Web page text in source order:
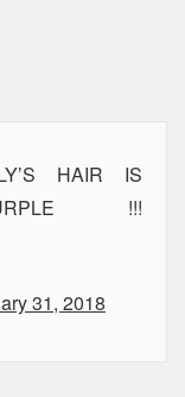
HAIR IS
!!!
31, 2018